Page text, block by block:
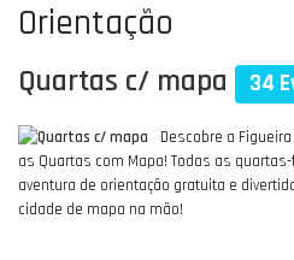
Orientação
Quartas c/ mapa 34
Descobre a
as Quartas com Mapa! Todas as
aventura de orientação gratuita e
cidade de mapa na mão!​